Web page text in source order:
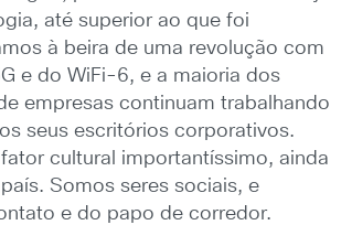
até superior ao que foi
à beira de uma revolução com
e do WiFi-6, e a maioria dos
empresas continuam trabalhando
seus escritórios corporativos.
cultural importantíssimo, ainda
Somos seres sociais, e
e do papo de corredor.